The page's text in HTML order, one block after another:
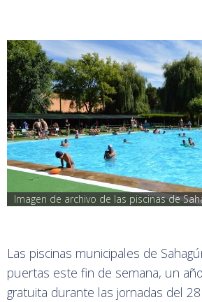
Imagen de archivo de las piscinas de
Las piscinas municipales de
puertas este fin de semana, un
gratuita durante las jornadas del